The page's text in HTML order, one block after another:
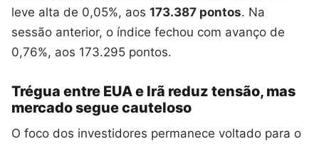
leve alta de 0,05%, aos 173.387 pontos. Na
sessão anterior, o índice fechou com avanço de
0,76%, aos 173.295 pontos.
Trégua entre EUA e Irã reduz tensão, mas
mercado segue cauteloso
O foco dos investidores permanece voltado para o